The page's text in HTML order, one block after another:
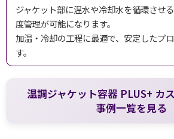
ジャケット部に温水や冷却水を循環させ
度管理が可能になります。
加温・冷却の工程に最適で、安定したプ
す。
温調ジャケット容器 PLUS+ カ
事例一覧を見る